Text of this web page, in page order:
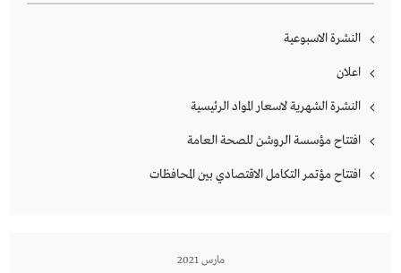
النشرة الاسبوعية
اعلان
النشرة الشهرية لاسعار المواد الرئيسية
افتتاح مؤسسة الروشن للصحة العامة
افتتاح مؤتمر التكامل الاقتصادي بين المحافظات
مارس 2021